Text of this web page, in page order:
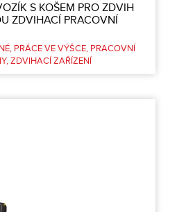
S KOŠEM PRO ZDVIH
ZDVIHACÍ PRACOVNÍ
PRÁCE VE VÝŠCE PRACOVNÍ
ZDVIHACÍ ZAŘÍZENÍ